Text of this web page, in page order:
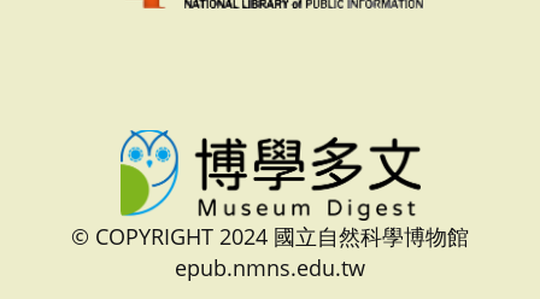
© COPYRIGHT 2024 國立自然科學博物館
epub.nmns.edu.tw